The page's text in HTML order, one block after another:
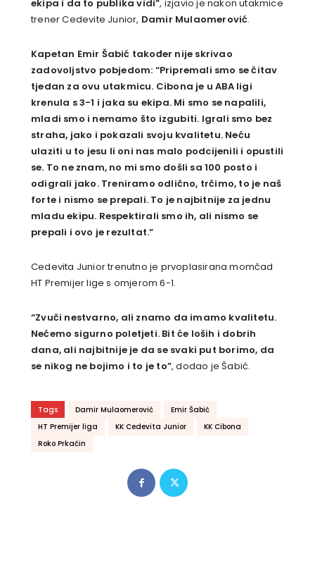
ekipa i da to publika vidi”, izjavio je nakon utakmice
trener Cedevite Junior, Damir Mulaomerović.
Kapetan Emir Šabić također nije skrivao
zadovoljstvo pobjedom: “Pripremali smo se čitav
tjedan za ovu utakmicu. Cibona je u ABA ligi
krenula s 3-1 i jaka su ekipa. Mi smo se napalili,
mladi smo i nemamo što izgubiti. Igrali smo bez
straha, jako i pokazali svoju kvalitetu. Neću
ulaziti u to jesu li oni nas malo podcijenili i opustili
se. To ne znam, no mi smo došli sa 100 posto i
odigrali jako. Treniramo odlično, trčimo, to je naš
forte i nismo se prepali. To je najbitnije za jednu
mladu ekipu. Respektirali smo ih, ali nismo se
prepali i ovo je rezultat.”
Cedevita Junior trenutno je prvoplasirana momčad
HT Premijer lige s omjerom 6-1.
“Zvuči nestvarno, ali znamo da imamo kvalitetu.
Nećemo sigurno poletjeti. Bit će loših i dobrih
dana, ali najbitnije je da se svaki put borimo, da
se nikog ne bojimo i to je to”, dodao je Šabić.
Tags Damir Mulaomerović
Emir Šabić
HT Premijer liga
KK Cedevita Junior
KK Cibona
Roko Prkačin